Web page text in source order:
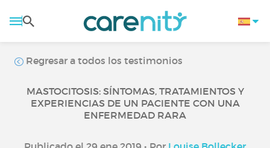
Regresar a todos los testimonios
MASTOCITOSIS: SÍNTOMAS, TRATAMIENTOS Y
EXPERIENCIAS DE UN PACIENTE CON UNA
ENFERMEDAD RARA